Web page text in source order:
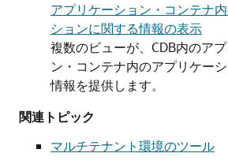
アプリケーション・コンテナ
ションに関する情報の表示
複数のビューが、CDB内のア
ン・コンテナ内のアプリケー
情報を提供します。
関連トピック
マルチテナント環境のツール